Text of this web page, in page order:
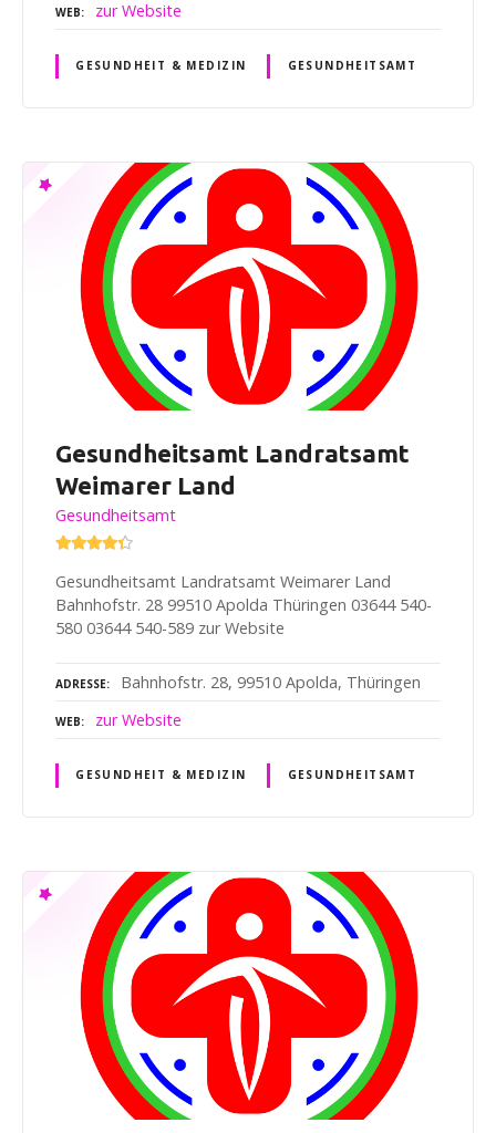
WEB zur Website
GESUNDHEIT & MEDIZIN GESUNDHEITSAMT
Gesundheitsamt Landratsamt
Weimarer Land
Gesundheitsamt
Gesundheitsamt Landratsamt Weimarer Land
Bahnhofstr. 28 99510 Apolda Thüringen 03644 540-
580 03644 540-589 zur Website
ADRESSE Bahnhofstr. 28, 99510 Apolda, Thüringen
WEB zur Website
GESUNDHEIT & MEDIZIN GESUNDHEITSAMT